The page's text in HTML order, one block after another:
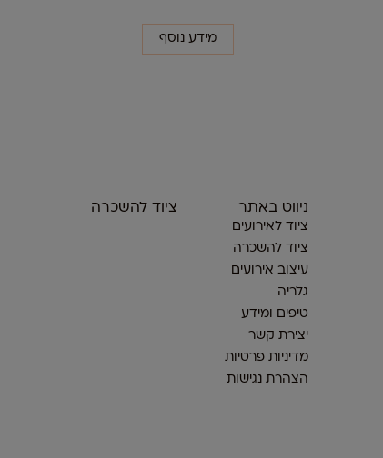
מידע נוסף
ניווט באתר
ציוד לאירועים
ציוד להשכרה
עיצוב אירועים
גלריה
טיפים ומידע
יצירת קשר
מדיניות פרטיות
הצהרת נגישות
ציוד להשכרה